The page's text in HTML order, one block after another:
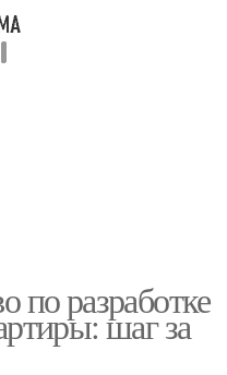
по разработке
шаг за